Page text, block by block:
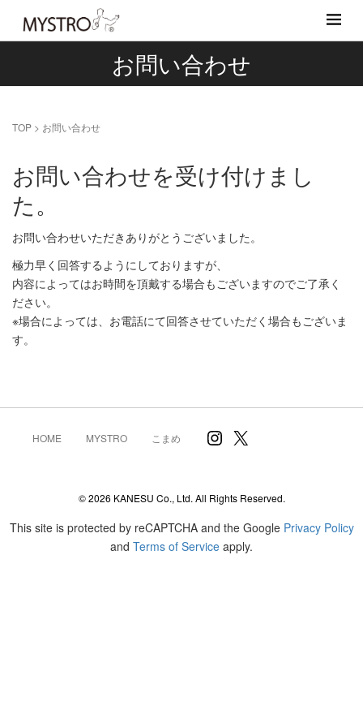
お問い合わせ
TOP > お問い合わせ
お問い合わせを受け付けまし
た。
お問い合わせいただきありがとうございました。
極力早く回答するようにしておりますが、
内容によってはお時間を頂戴する場合もございますのでご了承く
ださい。
※場合によっては、お電話にて回答させていただく場合もございま
す。
HOME MYSTRO こまめ Instagram
X
© 2026 KANESU Co., Ltd. All Rights Reserved.
This site is protected by reCAPTCHA and the Google Privacy Policy
and Terms of Service apply.